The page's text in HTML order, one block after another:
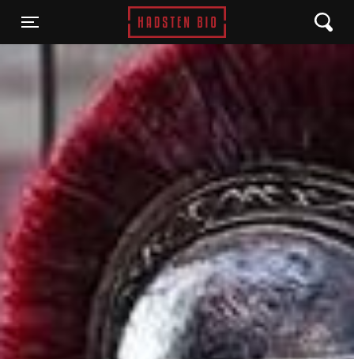
Toggle navigation
Hadsten Bio